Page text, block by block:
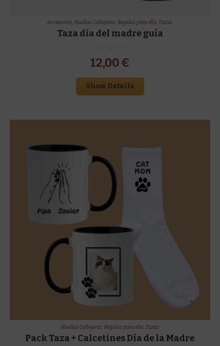
Accesorios,Huellas Callejeras,Regalos para ella, Tazas
Taza día del madre guía
12,00 €
Show Details
Huellas Callejeras, Regalos para ella, Tazas
Pack Taza + Calcetines Día de la Madre